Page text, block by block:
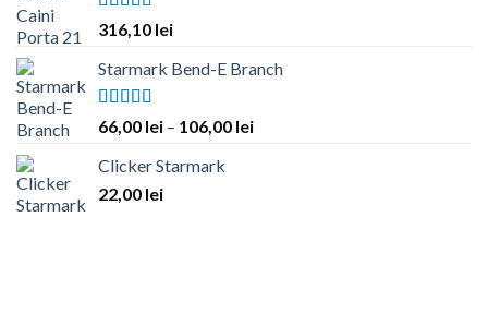
Evaluat la
5.00din 5
316,10 lei
Starmark Bend-E Branch
Evaluat la
5.00
66,00 lei – 106,00 leiInterval
Clicker Starmark
22,00 lei